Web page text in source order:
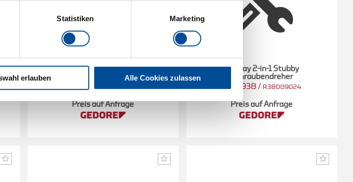
Statistiken Marketing
erlauben Alle Cookies zulassen
Display 12x Multi-Flachrundzange
3301937
Preis auf Anfrage
Display 2-in-1 Stubby
Schraubendreher
3301938 / R38009024
Preis auf Anfrage